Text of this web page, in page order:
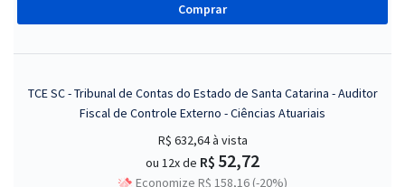
Comprar
TCE SC - Tribunal de Contas do Estado de Santa Catarina - Auditor
Fiscal de Controle Externo - Ciências Atuariais
R$ 632,64à vista
ou 12x de R$ 52,72
Economize R$ 158,16 (-20%)